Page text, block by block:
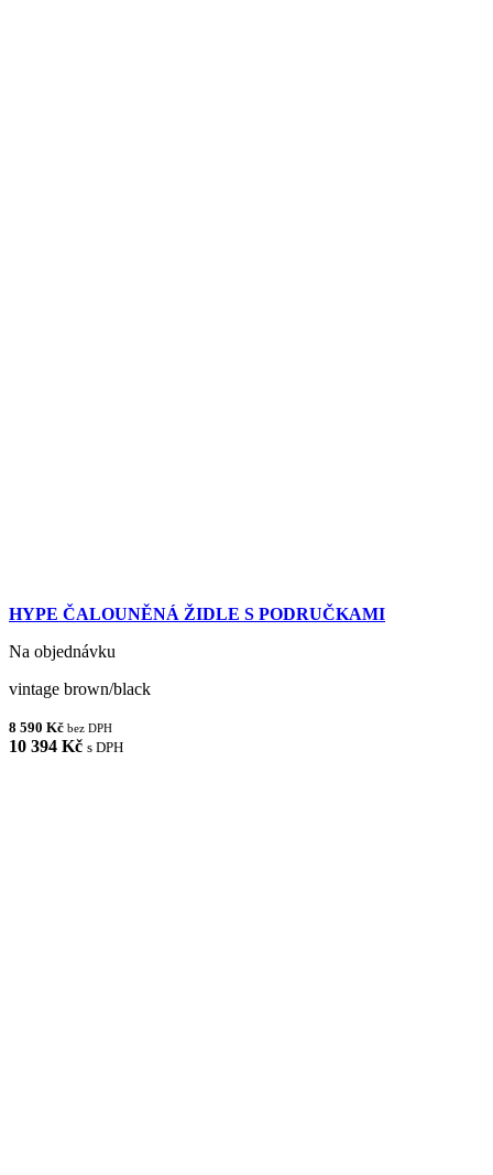
HYPE ČALOUNĚNÁ ŽIDLE S PODRUČKAMI
Na objednávku
vintage brown/black
8 590 Kč bez DPH
10 394 Kč s DPH